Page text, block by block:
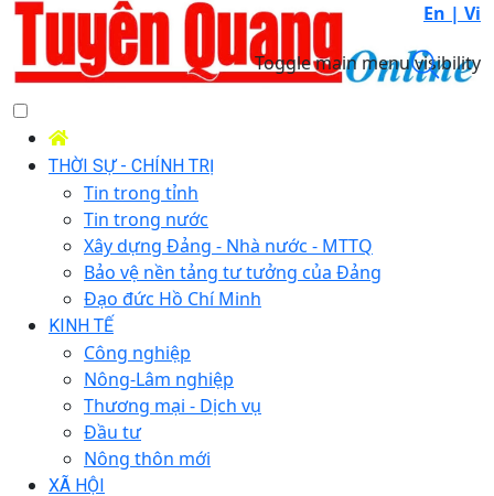
En | Vi
Toggle main menu visibility
THỜI SỰ - CHÍNH TRỊ
Tin trong tỉnh
Tin trong nước
Xây dựng Đảng - Nhà nước - MTTQ
Bảo vệ nền tảng tư tưởng của Đảng
Đạo đức Hồ Chí Minh
KINH TẾ
Công nghiệp
Nông-Lâm nghiệp
Thương mại - Dịch vụ
Đầu tư
Nông thôn mới
XÃ HỘI